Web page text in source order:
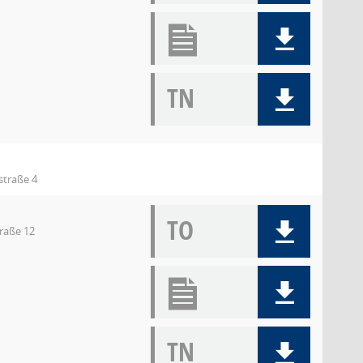
TN
4
12 TO
TN